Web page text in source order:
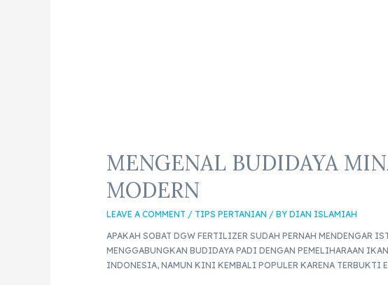
MENGENAL BUDIDAYA
MODERN
LEAVE A COMMENT / TIPS PERTANIAN / BYDIAN ISLAMIAH
APAKAH SOBAT DGW FERTILIZER SUDAH PERNAH MENDENGAR
MENGGABUNGKAN BUDIDAYA PADI DENGAN PEMELIHARAAN
INDONESIA, NAMUN KINI KEMBALI POPULER KARENA TERBUKTI